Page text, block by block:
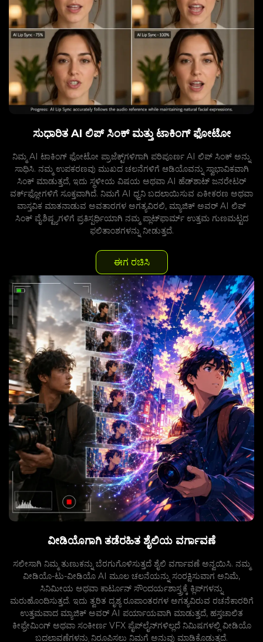
ಸುಧಾರಿತ AI ಲಿಪ್ ಸಿಂಕ್ ಮತ್ತು ಟಾಕಿಂಗ್ ಫೋಟೋ
ನಿಮ್ಮ AI ಟಾಕಿಂಗ್ ಫೋಟೋ ಪ್ರಾಜೆಕ್ಟ್‌ಗಳಿಗಾಗಿ ಪರಿಪೂರ್ಣ AI ಲಿಪ್ ಸಿಂಕ್ ಅನ್ನು
ಸಾಧಿಸಿ. ನಮ್ಮ ಉಪಕರಣವು ಮುಖದ ಚಲನೆಗಳಿಗೆ ಆಡಿಯೊವನ್ನು ಸ್ವಾಭಾವಿಕವಾಗಿ
ಸಿಂಕ್ ಮಾಡುತ್ತದೆ, ಇದು ಸ್ಥಳೀಯ ವಿಷಯ ಅಥವಾ AI ಹೆಡ್‌ಶಾಟ್ ಜನರೇಟರ್
ವರ್ಕ್‌ಫ್ಲೋಗಳಿಗೆ ಸೂಕ್ತವಾಗಿದೆ. ನಿಮಗೆ AI ಧ್ವನಿ ಬದಲಾಯಿಸುವ ಏಕೀಕರಣ ಅಥವಾ
ವಾಸ್ತವಿಕ ಮಾತನಾಡುವ ಅವತಾರಗಳ ಅಗತ್ಯವಿರಲಿ, ಮ್ಯಾಜಿಕ್ ಅವರ್ AI ಲಿಪ್
ಸಿಂಕ್ ವೈಶಿಷ್ಟ್ಯಗಳಿಗೆ ಪ್ರತಿಸ್ಪರ್ಧಿಯಾಗಿ ನಮ್ಮ ಪ್ಲಾಟ್‌ಫಾರ್ಮ್ ಉತ್ತಮ ಗುಣಮಟ್ಟದ
ಫಲಿತಾಂಶಗಳನ್ನು ನೀಡುತ್ತದೆ.
ಈಗ ರಚಿಸಿ
ವೀಡಿಯೊಗಾಗಿ ತಡೆರಹಿತ ಶೈಲಿಯ ವರ್ಗಾವಣೆ
ಸಲೀಸಾಗಿ ನಿಮ್ಮ ತುಣುಕನ್ನು ಬೆರಗುಗೊಳಿಸುತ್ತದೆ ಶೈಲಿ ವರ್ಗಾವಣೆ ಅನ್ವಯಿಸಿ. ನಮ್ಮ
ವೀಡಿಯೊ-ಟು-ವೀಡಿಯೊ AI ಮೂಲ ಚಲನೆಯನ್ನು ಸಂರಕ್ಷಿಸುವಾಗ ಅನಿಮೆ,
ಸಿನಿಮೀಯ ಅಥವಾ ಕಾರ್ಟೂನ್ ಸೌಂದರ್ಯಶಾಸ್ತ್ರಕ್ಕೆ ಕ್ಲಿಪ್‌ಗಳನ್ನು
ಮರುಹೊಂದಿಸುತ್ತದೆ. ಇದು ತ್ವರಿತ ದೃಶ್ಯ ರೂಪಾಂತರಗಳ ಅಗತ್ಯವಿರುವ ರಚನೆಕಾರರಿಗೆ
ಉತ್ತಮವಾದ ಮ್ಯಾಜಿಕ್ ಅವರ್ AI ಪರ್ಯಾಯವಾಗಿ ಮಾಡುತ್ತದೆ, ಹಸ್ತಚಾಲಿತ
ಕೀಫ್ರೇಮಿಂಗ್ ಅಥವಾ ಸಂಕೀರ್ಣ VFX ಪೈಪ್‌ಲೈನ್‌ಗಳಿಲ್ಲದೆ ನಿಮಿಷಗಳಲ್ಲಿ ವೀಡಿಯೊ
ಬದಲಾವಣೆಗಳನ್ನು ನಿರೂಪಿಸಲು ನಿಮಗೆ ಅನುವು ಮಾಡಿಕೊಡುತ್ತದೆ.